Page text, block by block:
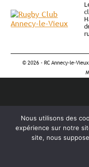
©2026 - RC Annecy-le-
Nous utilisons des
expérience sur notre
site, nous